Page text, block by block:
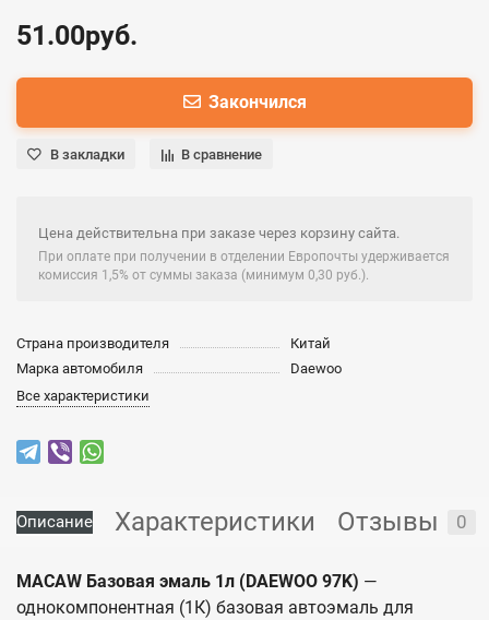
51.00руб.
Закончился
В закладки В сравнение
Цена действительна при заказе через корзину сайта.
При оплате при получении в отделении Европочты удерживается
комиссия 1,5% от суммы заказа (минимум 0,30 руб.).
Страна производителя
Китай
Марка автомобиля
Daewoo
Все характеристики
Описание Характеристики Отзывы 0
MACAW Базовая эмаль 1л (DAEWOO 97K) —
однокомпонентная (1К) базовая автоэмаль для